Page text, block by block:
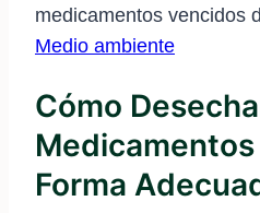
medicamentos vencidos
Medio ambiente
Cómo
Forma